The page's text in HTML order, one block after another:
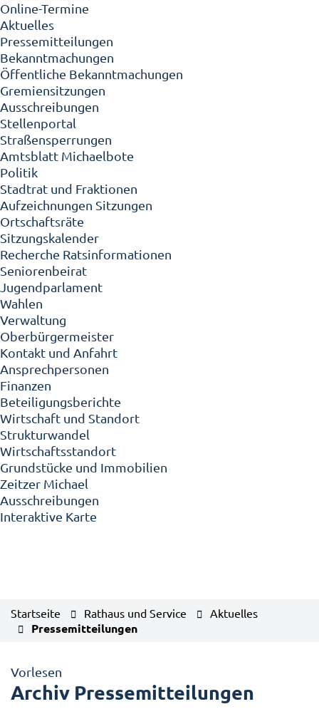
Online-Termine
Aktuelles
Pressemitteilungen
Bekanntmachungen
Öffentliche Bekanntmachungen
Gremiensitzungen
Ausschreibungen
Stellenportal
Straßensperrungen
Amtsblatt Michaelbote
Politik
Stadtrat und Fraktionen
Aufzeichnungen Sitzungen
Ortschaftsräte
Sitzungskalender
Recherche Ratsinformationen
Seniorenbeirat
Jugendparlament
Wahlen
Verwaltung
Oberbürgermeister
Kontakt und Anfahrt
Ansprechpersonen
Finanzen
Beteiligungsberichte
Wirtschaft und Standort
Strukturwandel
Wirtschaftsstandort
Grundstücke und Immobilien
Zeitzer Michael
Ausschreibungen
Interaktive Karte
Startseite Rathaus und Service Aktuelles
Pressemitteilungen
Vorlesen
Archiv Pressemitteilungen